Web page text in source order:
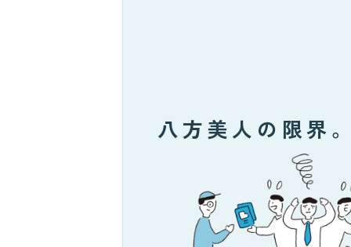
八方美人の限界